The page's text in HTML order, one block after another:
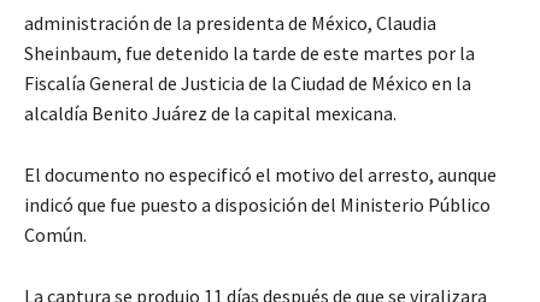
administración de la presidenta de México, Claudia
Sheinbaum, fue detenido la tarde de este martes por la
Fiscalía General de Justicia de la Ciudad de México en la
alcaldía Benito Juárez de la capital mexicana.
El documento no especificó el motivo del arresto, aunque
indicó que fue puesto a disposición del Ministerio Público
Común.
La captura se produjo 11 días después de que se viralizara